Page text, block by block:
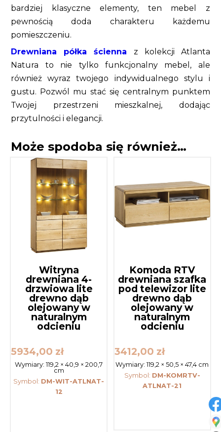
bardziej klasyczne elementy, ten mebel z
pewnością doda charakteru każdemu
pomieszczeniu.
Drewniana półka ścienna z kolekcji Atlanta
Natura to nie tylko funkcjonalny mebel, ale
również wyraz twojego indywidualnego stylu i
gustu. Pozwól mu stać się centralnym punktem
Twojej przestrzeni mieszkalnej, dodając
przytulności i elegancji.
Może spodoba się również…
Witryna
drewniana 4-
drzwiowa lite
drewno dąb
olejowany w
naturalnym
odcieniu
5934,00 zł
Wymiary:119,2 × 40,9 × 200,7
cm
Symbol: DM-WIT-ATLNAT-
12
Komoda RTV
drewniana szafka
pod telewizor lite
drewno dąb
olejowany w
naturalnym
odcieniu
3412,00 zł
Wymiary:119,2 × 50,5 × 47,4 cm
Symbol: DM-KOMRTV-
ATLNAT-21